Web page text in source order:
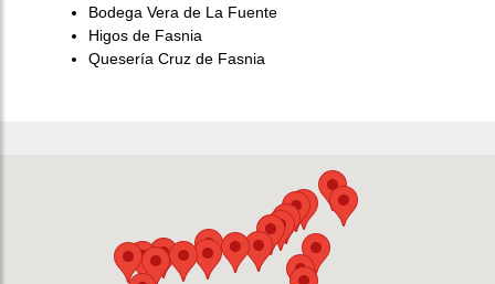
Bodega Vera de La Fuente
Higos de Fasnia
Quesería Cruz de Fasnia